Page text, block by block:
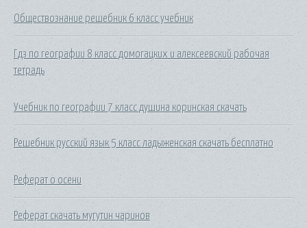
Обществознание решебник 6 класс учебник
Гдз по географии 8 класс домогацких и алексеевский рабочая
тетрадь
Учебник по географии 7 класс душина коринская скачать
Решебник русский язык 5 класс ладыженская скачать бесплатно
Реферат о осени
Реферат скачать мугутин чаринов